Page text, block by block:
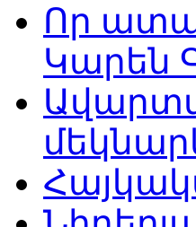
Որ
Կարեն